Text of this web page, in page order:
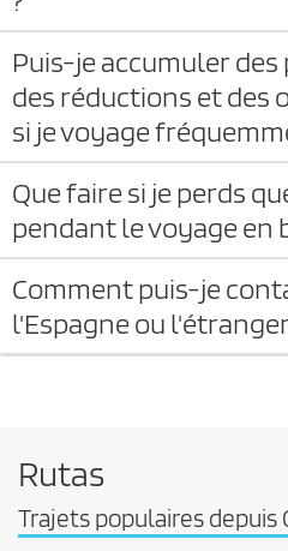
Puis-je accumuler
des réductions et des
si je voyage
Que faire si je perds
pendant le voyage en
Comment puis-je
l'Espagne ou
Rutas
Trajets populaires depuis